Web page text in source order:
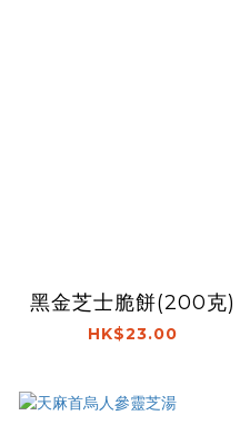
黑金芝士脆餅(200克)
HK$23.00